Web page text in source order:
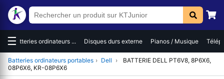
☰Batteries ordinateurs ... Disques durs externe Pianos / Musique
Batteries ordinateurs portables › Dell ›
BATTERIE DELL PT6V8, 8P6X6,
08P6X6, KR-08P6X6